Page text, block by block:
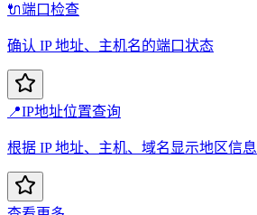
🔌端口检查
确认 IP 地址、主机名的端口状态
📍IP地址位置查询
根据 IP 地址、主机、域名显示地区信息